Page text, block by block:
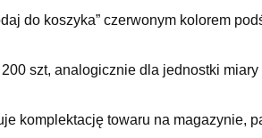
do koszyka” czerwonym kolorem
szt, analogicznie dla jednostki
komplektację towaru na magazynie,